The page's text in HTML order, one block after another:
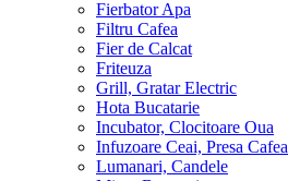
Fierbator Apa
Filtru Cafea
Fier de Calcat
Friteuza
Grill, Gratar Electric
Hota Bucatarie
Incubator, Clocitoare Oua
Infuzoare Ceai, Presa Cafea
Lumanari, Candele